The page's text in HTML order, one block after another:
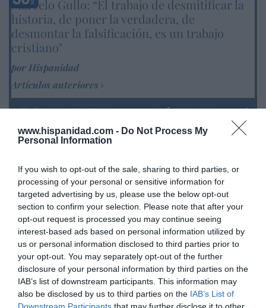
www.hispanidad.com - Do Not Process My
Personal Information
If you wish to opt-out of the sale, sharing to third parties, or
processing of your personal or sensitive information for
targeted advertising by us, please use the below opt-out
section to confirm your selection. Please note that after your
opt-out request is processed you may continue seeing
interest-based ads based on personal information utilized by
us or personal information disclosed to third parties prior to
your opt-out. You may separately opt-out of the further
disclosure of your personal information by third parties on the
IAB’s list of downstream participants. This information may
also be disclosed by us to third parties on the IAB’s List of
Downstream Participants that may further disclose it to other
Marcelo Gullo: “El trabajo de desmitificar la
historia, de poner la verdadera, de
desmontar la falsificación, es un trabajo
cristiano"
por Hispanidad
Artículos anteriores
DIARIO DE LA CORRUPCIÓN SANCHISTA
Diario de la corrupción sanchista. Hazte
“Pedro Sánchez es un criminal”
por Redacción
Artículos anteriores
Opinión
Enormes minucias
por Eulogio López